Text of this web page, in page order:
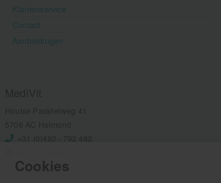
Cookies
Klantenservice
Contact
Aanbiedingen
Openingstijden: